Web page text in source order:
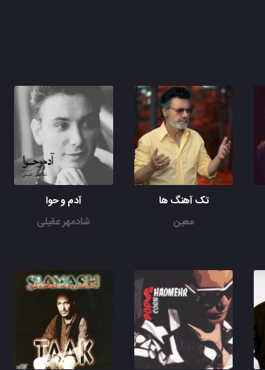
تک آهنگ ها
معین
آدم و حوا
شادمهر عقیلی